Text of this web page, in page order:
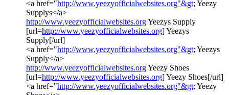
<a href="http://www.yeezyofficialwebsites.org"&gt; Yeezy
Supplys</a>
http://www.yeezyofficialwebsites.orgYeezys Supply
[url=http://www.yeezyofficialwebsites.org] Yeezys
Supply[/url]
<a href="http://www.yeezyofficialwebsites.org"&gt; Yeezys
Supply</a>
http://www.yeezyofficialwebsites.orgYeezy Shoes
[url=http://www.yeezyofficialwebsites.org] Yeezy Shoes[/url]
<a href="http://www.yeezyofficialwebsites.org"&gt; Yeezy